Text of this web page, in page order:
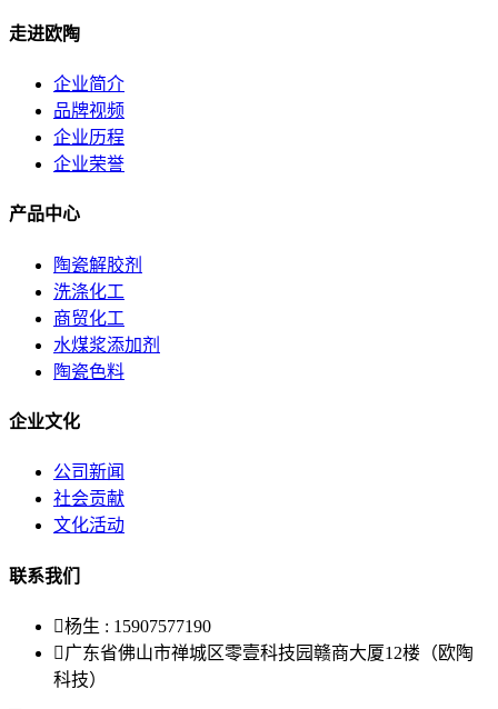
走进欧陶
企业简介
品牌视频
企业历程
企业荣誉
产品中心
陶瓷解胶剂
洗涤化工
商贸化工
水煤浆添加剂
陶瓷色料
企业文化
公司新闻
社会贡献
文化活动
联系我们
杨生 : 15907577190
广东省佛山市禅城区零壹科技园赣商大厦12楼（欧陶
科技）